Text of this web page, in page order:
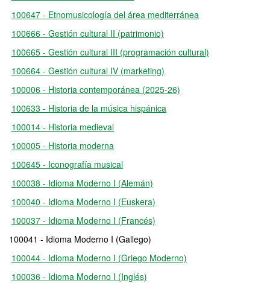
100647 - Etnomusicología del área mediterránea
100666 - Gestión cultural II (patrimonio)
100665 - Gestión cultural III (programación cultural)
100664 - Gestión cultural IV (marketing)
100006 - Historia contemporánea (2025-26)
100633 - Historia de la música hispánica
100014 - Historia medieval
100005 - Historia moderna
100645 - Iconografía musical
100038 - Idioma Moderno I (Alemán)
100040 - Idioma Moderno I (Euskera)
100037 - Idioma Moderno I (Francés)
100041 - Idioma Moderno I (Gallego)
100044 - Idioma Moderno I (Griego Moderno)
100036 - Idioma Moderno I (Inglés)